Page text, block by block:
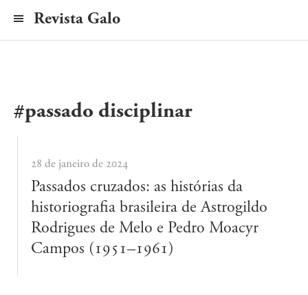
Revista Galo
#passado disciplinar
28 de janeiro de 2024
Passados cruzados: as histórias da
historiografia brasileira de Astrogildo
Rodrigues de Melo e Pedro Moacyr
Campos (1951–1961)